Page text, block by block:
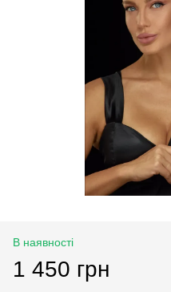
В наявності
1 450 грн